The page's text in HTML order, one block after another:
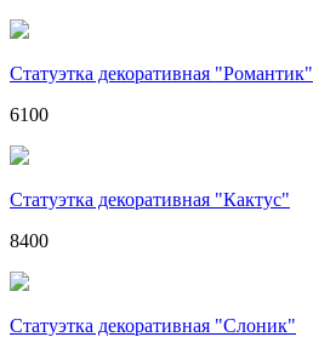
Статуэтка декоративная "Романтик"
6100
Статуэтка декоративная "Кактус"
8400
Статуэтка декоративная "Слоник"